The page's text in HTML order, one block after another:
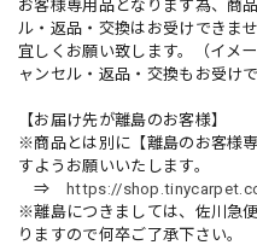
お客様専用品となります為、商
ル・返品・交換はお受けできま
宜しくお願い致します。（イメ
ャンセル・返品・交換もお受け
【お届け先が離島のお客様】
※商品とは別に【離島のお客様
すようお願いいたします。
⇒
https://
※離島につきましては、佐川急
りますので何卒ご了承下さい。